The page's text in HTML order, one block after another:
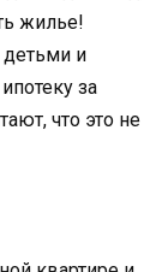
жилье!
детьми и
за
что это не